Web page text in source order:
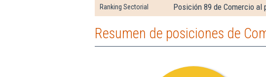
Ranking Sectorial Posición 89 de Comercio
Resumen de posiciones de